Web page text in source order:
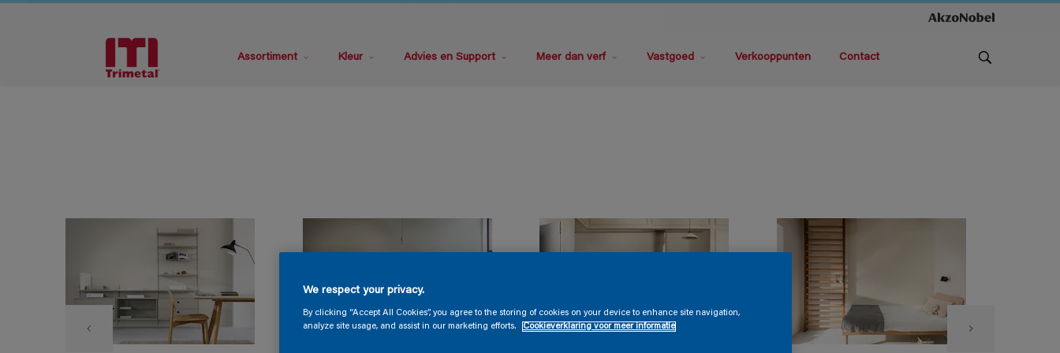
Assortiment Kleur Advies en Support Meer dan verf Vastgoed Verkooppunten Contact
We respect your privacy.
By clicking “Accept All Cookies”, you agree to the storing of cookies on your device to enhance site navigation,
analyze site usage, and assist in our marketing efforts.
Cookieverklaring voor meer informatie